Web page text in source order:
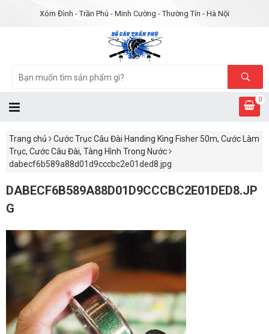
Xóm Đình - Trần Phú - Minh Cường - Thường Tín - Hà Nội
0
Trang chủ
Cước Trục Câu Đài Handing King Fisher 50m, Cước Làm
Trục, Cước Câu Đài, Tàng Hình Trong Nước
dabecf6b589a88d01d9cccbc2e01ded8.jpg
DABECF6B589A88D01D9CCCBC2E01DED8.JP
G